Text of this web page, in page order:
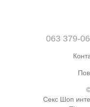
063 379-
Секс Шоп